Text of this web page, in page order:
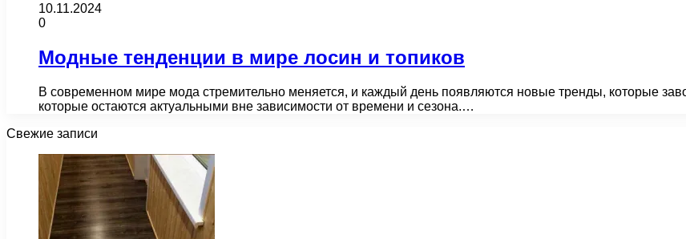
10.11.2024
0
Модные тенденции в мире лосин и топиков
В современном мире мода стремительно меняется, и каждый день появляются новые тренды, которые
которые остаются актуальными вне зависимости от времени и сезона.…
Свежие записи